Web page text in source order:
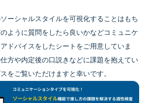
ーシャルスタイルを可視化することはもち
ように質問をしたら良いかなどコミュニケ
ドバイスをしたシートをご用意していま
方や内定後の口説きなどに課題を抱えてい
をご覧いただけますと幸いです。